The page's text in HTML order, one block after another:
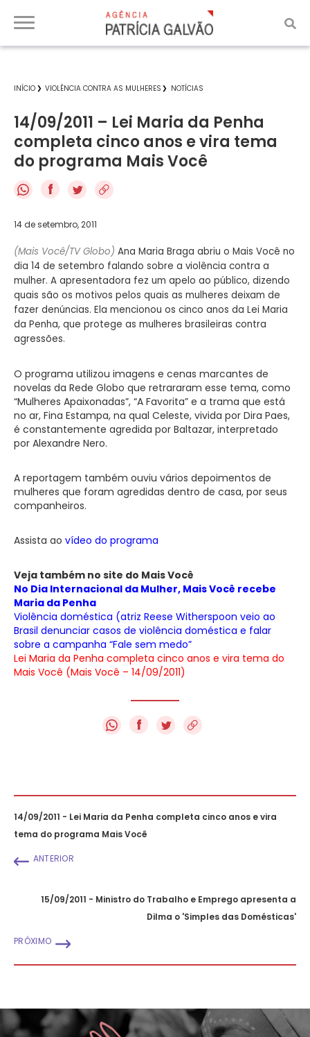
INÍCIO VIOLÊNCIA CONTRA AS MULHERES NOTÍCIAS
14/09/2011 – Lei Maria da Penha
completa cinco anos e vira tema
do programa Mais Você
f
14 de setembro, 2011
(Mais Você/TV Globo) Ana Maria Braga abriu o Mais Você no
dia 14 de setembro falando sobre a violência contra a
mulher. A apresentadora fez um apelo ao público, dizendo
quais são os motivos pelos quais as mulheres deixam de
fazer denúncias. Ela mencionou os cinco anos da Lei Maria
da Penha, que protege as mulheres brasileiras contra
agressões.
O programa utilizou imagens e cenas marcantes de
novelas da Rede Globo que retrararam esse tema, como
“Mulheres Apaixonadas”, “A Favorita” e a trama que está
no ar, Fina Estampa, na qual Celeste, vivida por Dira Paes,
é constantemente agredida por Baltazar, interpretado
por Alexandre Nero.
A reportagem também ouviu vários depoimentos de
mulheres que foram agredidas dentro de casa, por seus
companheiros.
Assista ao vídeo do programa
Veja também no site do Mais Você
No Dia Internacional da Mulher, Mais Você recebe
Maria da Penha
Violência doméstica (atriz Reese Witherspoon veio ao
Brasil denunciar casos de violência doméstica e falar
sobre a campanha “Fale sem medo”
Lei Maria da Penha completa cinco anos e vira tema do
Mais Você (Mais Você – 14/09/2011)
f
14/09/2011 - Lei Maria da Penha completa cinco anos e vira
tema do programa Mais Você
ANTERIOR
15/09/2011 - Ministro do Trabalho e Emprego apresenta a
Dilma o 'Simples das Domésticas'
PRÓXIMO